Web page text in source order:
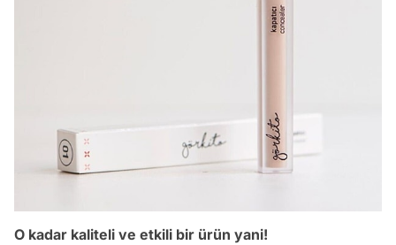
O kadar kaliteli ve etkili bir ürün yani!